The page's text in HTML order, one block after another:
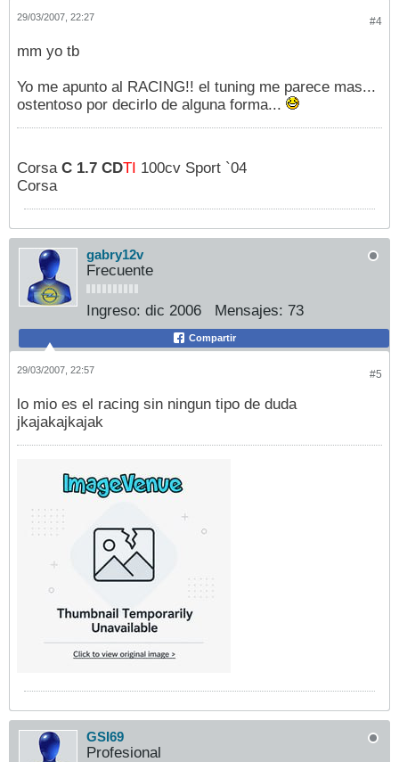
#4
29/03/2007, 22:27
mm yo tb
Yo me apunto al RACING!! el tuning me parece mas...
ostentoso por decirlo de alguna forma...
Corsa C 1.7 CDTI 100cv Sport `04
Corsa
gabry12v
Frecuente
Ingreso: dic 2006 Mensajes: 73
Compartir
#5
29/03/2007, 22:57
lo mio es el racing sin ningun tipo de duda
jkajakajkajak
GSI69
Profesional